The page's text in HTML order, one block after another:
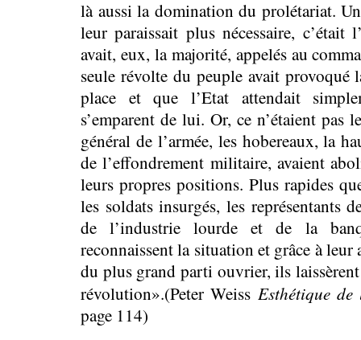
là aussi la domination du prolétariat.
leur paraissait plus nécessaire, c’était
avait, eux, la majorité, appelés au
seule révolte du peuple avait provoqué
place et que l’Etat attendait
s’emparent de lui. Or, ce n’étaient pas
général de l’armée, les hobereaux, la
de l’effondrement militaire, avaient
leurs propres positions. Plus rapides
les soldats insurgés, les représentants
de l’industrie lourde et de la
reconnaissent la situation et grâce à
du plus grand parti ouvrier, ils
révolution».(Peter Weiss Esthétique
page 114)